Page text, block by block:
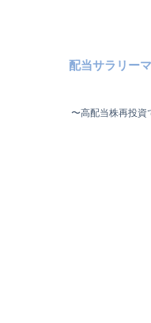
配当サラリー
〜高配当株再投資